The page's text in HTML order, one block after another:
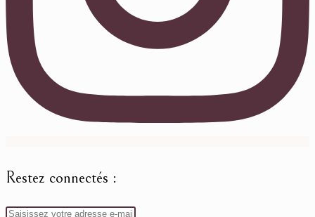
Restez connectés :